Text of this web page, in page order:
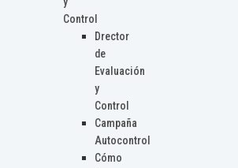
Control
Drector
de
Evaluación
y
Control
Campaña
Autocontrol
Cómo